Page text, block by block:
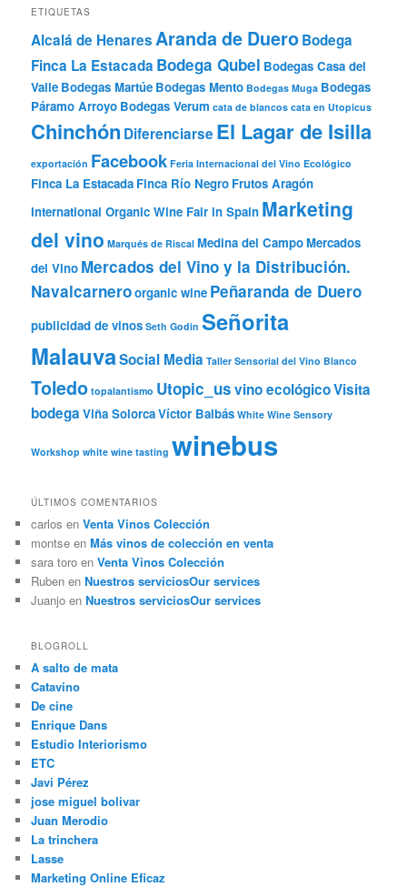
ETIQUETAS
Alcalá de HenaresAranda de DueroBodega
Finca La Estacada Bodega Qubel Bodegas Casa del
Valle Bodegas Martúe Bodegas Mento Bodegas Muga Bodegas
Páramo Arroyo Bodegas Verum cata de blancos cata en Utopicus
Chinchón Diferenciarse El Lagar de Isilla
exportación Facebook Feria Internacional del Vino Ecológico
Finca La Estacada Finca Río Negro Frutos Aragón
International Organic Wine Fair in Spain Marketing
del vino Marqués de Riscal Medina del CampoMercados
del Vino Mercados del Vino y la Distribución.
Navalcarneroorganic wine Peñaranda de Duero
publicidad de vinos Seth Godin Señorita
MalauvaSocial Media Taller Sensorial del Vino Blanco
Toledo topalantismo Utopic_usvino ecológicoVisita
bodega Viña SolorcaVíctor Balbás White Wine Sensory
Workshop white wine tasting winebus
ÚLTIMOS COMENTARIOS
carlos enVenta Vinos Colección
montse enMás vinos de colección en venta
sara toro enVenta Vinos Colección
Ruben enNuestros serviciosOur services
Juanjo enNuestros serviciosOur services
BLOGROLL
A salto de mata
Catavino
De cine
Enrique Dans
Estudio Interiorismo
ETC
Javi Pérez
jose miguel bolivar
Juan Merodio
La trinchera
Lasse
Marketing Online Eficaz